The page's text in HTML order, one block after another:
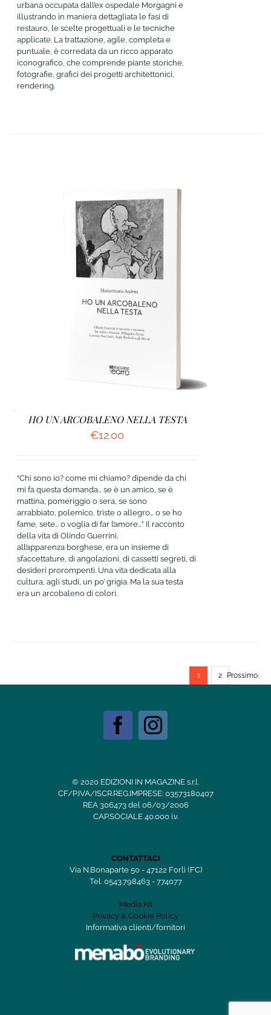
urbana occupata dall’ex ospedale Morgagni e
illustrando in maniera dettagliata le fasi di
restauro, le scelte progettuali e le tecniche
applicate. La trattazione, agile, completa e
puntuale, è corredata da un ricco apparato
iconografico, che comprende piante storiche,
fotografie, grafici dei progetti architettonici,
rendering.
AGGIUNGI AL CARRELLO
HO UN ARCOBALENO NELLA TESTA
€12.00
“Chi sono io? come mi chiamo? dipende da chi
mi fa questa domanda… se è un amico, se è
mattina, pomeriggio o sera, se sono
arrabbiato, polemico, triste o allegro… o se ho
fame, sete… o voglia di far l’amore…” Il racconto
della vita di Olindo Guerrini,
all’apparenza borghese, era un insieme di
sfaccettature, di angolazioni, di cassetti segreti, di
desideri prorompenti. Una vita dedicata alla
cultura, agli studi, un po’ grigia. Ma la sua testa
era un arcobaleno di colori.
1 2 Prossimo
© 2020 EDIZIONI IN MAGAZINE s.r.l.
CF/P.IVA/ISCR.REG.IMPRESE: 03573180407
REA 306473 del 06/03/2006
CAP.SOCIALE 40.000 i.v.
CONTATTACI
Via N.Bonaparte 50 - 47122 Forlì (FC)
Tel. 0543.798463 - 774077
Media Kit
Privacy & Cookie Policy
Informativa clienti/fornitori